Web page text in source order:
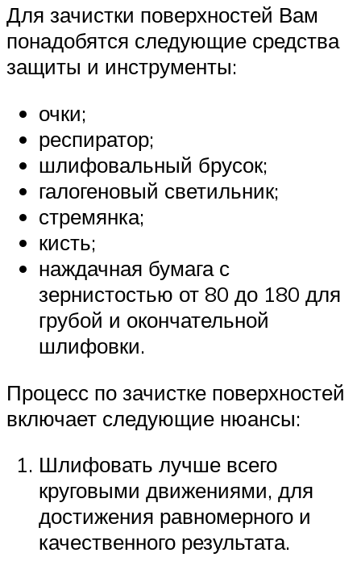
Для зачистки поверхностей Вам
понадобятся следующие средства
защиты и инструменты:
очки;
респиратор;
шлифовальный брусок;
галогеновый светильник;
стремянка;
кисть;
наждачная бумага с
зернистостью от 80 до 180 для
грубой и окончательной
шлифовки.
Процесс по зачистке поверхностей
включает следующие нюансы:
Шлифовать лучше всего
круговыми движениями, для
достижения равномерного и
качественного результата.